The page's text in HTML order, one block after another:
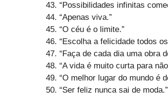
“Possibilidades infinitas
“Apenas viva.”
“O céu é o limite.”
“Escolha a felicidade todos
“Faça de cada dia uma obra
“A vida é muito curta para
“O melhor lugar do mundo é
“Ser feliz nunca sai de moda.”